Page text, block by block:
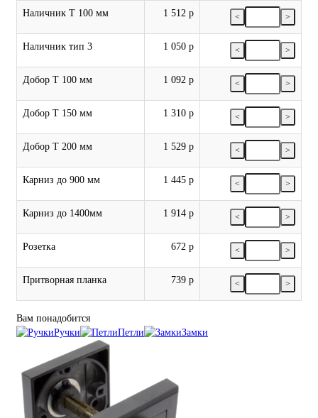
Наличник Т 100 мм 1 512 р < >
Наличник тип 3 1 050 р < >
Добор Т 100 мм 1 092 р < >
Добор Т 150 мм 1 310 р < >
Добор Т 200 мм 1 529 р < >
Карниз до 900 мм 1 445 р < >
Карниз до 1400мм 1 914 р < >
Розетка 672 р < >
Притворная планка 739 р < >
Вам понадобится
Ручки
Петли Замки